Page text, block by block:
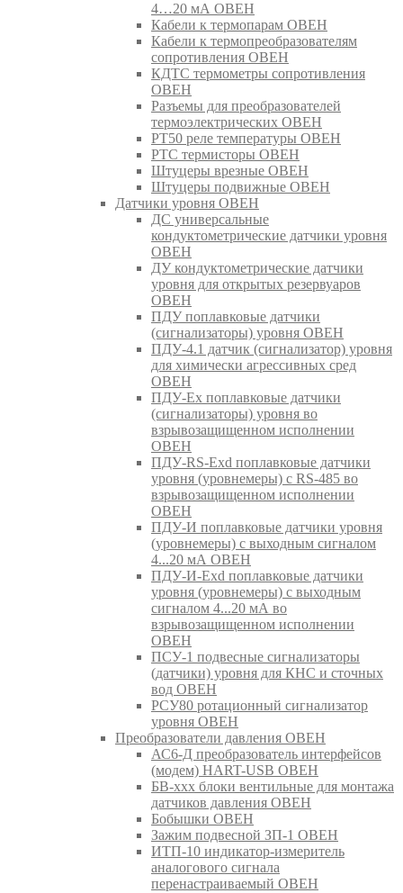
4…20 мА ОВЕН
Кабели к термопарам ОВЕН
Кабели к термопреобразователям
сопротивления ОВЕН
КДТС термометры сопротивления
ОВЕН
Разъемы для преобразователей
термоэлектрических ОВЕН
РТ50 реле температуры ОВЕН
РТС термисторы ОВЕН
Штуцеры врезные ОВЕН
Штуцеры подвижные ОВЕН
Датчики уровня ОВЕН
ДС универсальные
кондуктометрические датчики уровня
ОВЕН
ДУ кондуктометрические датчики
уровня для открытых резервуаров
ОВЕН
ПДУ поплавковые датчики
(сигнализаторы) уровня ОВЕН
ПДУ-4.1 датчик (сигнализатор) уровня
для химически агрессивных сред
ОВЕН
ПДУ-Ex поплавковые датчики
(сигнализаторы) уровня во
взрывозащищенном исполнении
ОВЕН
ПДУ-RS-Exd поплавковые датчики
уровня (уровнемеры) с RS-485 во
взрывозащищенном исполнении
ОВЕН
ПДУ-И поплавковые датчики уровня
(уровнемеры) с выходным сигналом
4...20 мА ОВЕН
ПДУ-И-Exd поплавковые датчики
уровня (уровнемеры) с выходным
сигналом 4...20 мА во
взрывозащищенном исполнении
ОВЕН
ПСУ-1 подвесные сигнализаторы
(датчики) уровня для КНС и сточных
вод ОВЕН
РСУ80 ротационный сигнализатор
уровня ОВЕН
Преобразователи давления ОВЕН
АС6-Д преобразователь интерфейсов
(модем) HART-USB ОВЕН
БВ-ххх блоки вентильные для монтажа
датчиков давления ОВЕН
Бобышки ОВЕН
Зажим подвесной ЗП-1 ОВЕН
ИТП-10 индикатор-измеритель
аналогового сигнала
перенастраиваемый ОВЕН